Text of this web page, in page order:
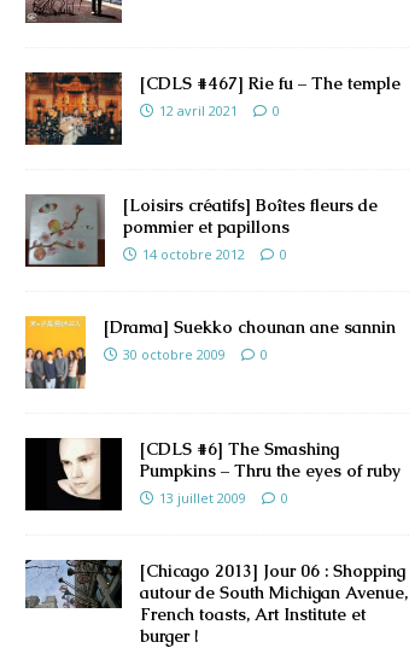
[CDLS #467] Rie fu – The temple
12 avril 2021 0
[Loisirs créatifs] Boîtes fleurs de
pommier et papillons
14 octobre 2012 0
[Drama] Suekko chounan ane sannin
30 octobre 2009 0
[CDLS #6] The Smashing
Pumpkins – Thru the eyes of ruby
13 juillet 2009 0
[Chicago 2013] Jour 06 : Shopping
autour de South Michigan Avenue,
French toasts, Art Institute et
burger !